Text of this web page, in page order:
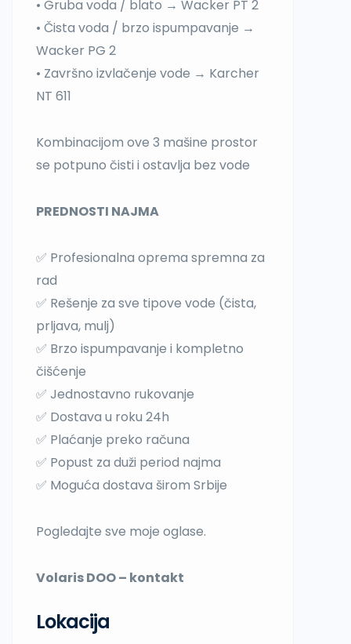
• Gruba voda / blato → Wacker PT 2
• Čista voda / brzo ispumpavanje →
Wacker PG 2
• Završno izvlačenje vode → Karcher
NT 611
Kombinacijom ove 3 mašine prostor
se potpuno čisti i ostavlja bez vode
PREDNOSTI NAJMA
✅ Profesionalna oprema spremna za
rad
✅ Rešenje za sve tipove vode (čista,
prljava, mulj)
✅ Brzo ispumpavanje i kompletno
čišćenje
✅ Jednostavno rukovanje
✅ Dostava u roku 24h
✅ Plaćanje preko računa
✅ Popust za duži period najma
✅ Moguća dostava širom Srbije
Pogledajte sve moje oglase.
Volaris DOO – kontakt
Lokacija